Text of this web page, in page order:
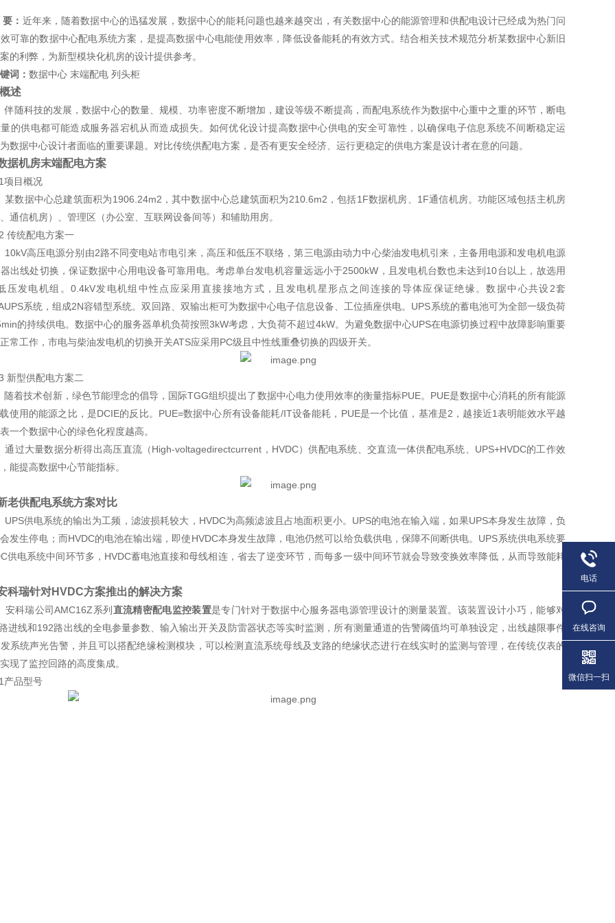
： 近年来，随着数据中心的迅猛发展，数据中心的能耗问题也越来越突出，有关数据中心的能源管理和供配电设计已经成为热门问
可靠的数据中心配电系统方案，是提高数据中心电能使用效率，降低设备能耗的有效方式。结合相关技术规范分析某数据中心新旧
的利弊，为新型模块化机房的设计提供参考。
词： 数据中心 末端配电 列头柜
述
科技的发展，数据中心的数量、规模、功率密度不断增加，建设等级不断提高，而配电系统作为数据中心重中之重的环节，断电
的供电都可能造成服务器宕机从而造成损失。如何优化设计提高数据中心供电的安全可靠性，以确保电子信息系统不间断稳定运
数据中心设计者面临的重要课题。对比传统供配电方案，是否有更安全经济、运行更稳定的供电方案是设计者在意的问题。
据机房末端配电方案
项目概况
某数据中心总建筑面积为1906.24m2，其中数据中心总建筑面积为210.6m2，包括1F数据机房、1F通信机房。功能区域包括主机房
通信机房）、管理区（办公室、互联网设备间等）和辅助用房。
传统配电方案一
10kV高压电源分别由2路不同变电站市电引来，高压和低压不联络，第三电源由动力中心柴油发电机引来，主备用电源和发电机电源
出线处切换，保证数据中心用电设备可靠用电。考虑单台发电机容量远远小于2500kW，且发电机台数也未达到10台以上，故选用
压发电机组。0.4kV发电机组中性点应采用直接接地方式，且发电机星形点之间连接的导体应保证绝缘。数据中心共设2套
系统，组成2N容错型系统。双回路、双输出柜可为数据中心电子信息设备、工位插座供电。UPS系统的蓄电池可为全部一级负荷
的持续供电。数据中心的服务器单机负荷按照3kW考虑，大负荷不超过4kW。为避免数据中心UPS在电源切换过程中故障影响重要
常工作，市电与柴油发电机的切换开关ATS应采用PC级且中性线重叠切换的四级开关。
新型供配电方案二
随着技术创新，绿色节能理念的倡导，国际TGG组织提出了数据中心电力使用效率的衡量指标PUE。PUE是数据中心消耗的所有能源
使用的能源之比，是DCIE的反比。PUE=数据中心所有设备能耗/IT设备能耗，PUE是一个比值，基准是2，越接近1表明能效水平越
一个数据中心的绿色化程度越高。
通过大量数据分析得出高压直流（High‑voltagedirectcurrent，HVDC）供配电系统、交直流一体供配电系统、UPS+HVDC的工作效
能提高数据中心节能指标。
老供配电系统方案对比
UPS供电系统的输出为工频，滤波损耗较大，HVDC为高频滤波且占地面积更小。UPS的电池在输入端，如果UPS本身发生故障，负
发生停电；而HVDC的电池在输出端，即使HVDC本身发生故障，电池仍然可以给负载供电，保障不间断供电。UPS系统供电系统要
供电系统中间环节多，HVDC蓄电池直接和母线相连，省去了逆变环节，而每多一级中间环节就会导致变换效率降低，从而导致能耗
科瑞针对HVDC方案推出的解决方案
安科瑞公司AMC16Z系列 直流精密配电监控装置是专门针对于数据中心服务器电源管理设计的测量装置。该装置设计小巧，能够对
进线和192路出线的全电参量参数、输入输出开关及防雷器状态等实时监测，所有测量通道的告警阈值均可单独设定，出线越限事件
系统声光告警，并且可以搭配绝缘检测模块，可以检测直流系统母线及支路的绝缘状态进行在线实时的监测与管理，在传统仪表的
现了监控回路的高度集成。
产品型号
电话
在线咨询
微信扫一扫